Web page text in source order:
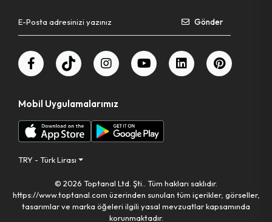
Gönder
Mobil Uygulamalarımız
TRY - Türk Lirası
© 2026 Toptanal Ltd. Şti.. Tüm hakları saklıdır.
https://www.toptanal.com üzerinden sunulan tüm içerikler, görseller,
tasarımlar ve marka öğeleri ilgili yasal mevzuatlar kapsamında
korunmaktadır.